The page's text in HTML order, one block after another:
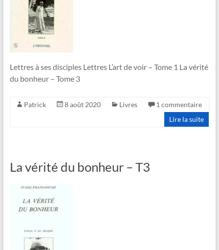
Lettres à ses disciples Lettres L’art de voir – Tome 1 La vérité
du bonheur – Tome 3
Patrick 8 août 2020 Livres
1 commentaire
Lire la suite
La vérité du bonheur – T3